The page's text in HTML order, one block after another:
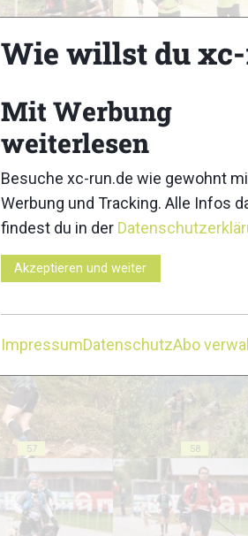
42 43
52 53
57 58
Wie willst du
Mit Werbung
weiterlesen
Besuche xc-run.de wie gewohnt
Werbung und Tracking. Alle Infos
findest du in der
Akzeptieren und weiter
ImpressumDatenschutzAbo